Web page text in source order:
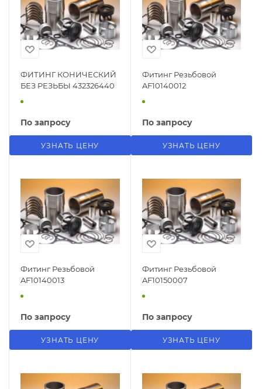
ФИТИНГ КОНИЧЕСКИЙ
БЕЗ РЕЗЬБЫ 432326440
По запросу
УЗНАТЬ ЦЕНУ
Фитинг Резьбовой
AF10140012
По запросу
УЗНАТЬ ЦЕНУ
Фитинг Резьбовой
AF10140013
По запросу
УЗНАТЬ ЦЕНУ
Фитинг Резьбовой
AF10150007
По запросу
УЗНАТЬ ЦЕНУ